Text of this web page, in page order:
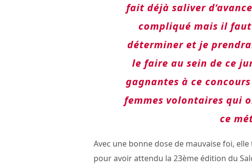
fait déjà saliver
compliqué mais il
déterminer et je
le faire au sein de ce
gagnantes à ce
femmes volontaires qui
ce
Avec une bonne dose de mauvaise foi,
pour avoir attendu la 23ème édition du